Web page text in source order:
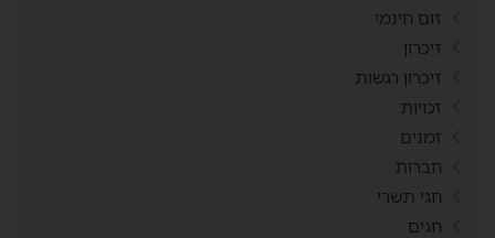
זום חינמי
זיכרון
זיכרון רגשות
זכויות
זמנים
חברות
חגי תשרי
חגים